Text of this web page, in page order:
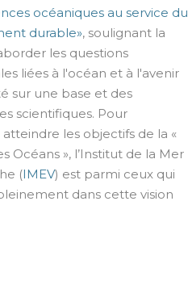
océaniques au service du
durable», soulignant la
les questions
liées à l'océan et à l'avenir
sur une base et des
scientifiques. Pour
les objectifs de la «
Océans », l’Institut de la Mer
(IMEV) est parmi ceux qui
dans cette vision